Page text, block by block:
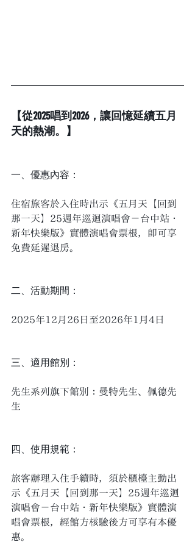
【從2025唱到2026，讓回憶延續五月
天的熱潮。】
一、優惠內容：
住宿旅客於入住時出示《五月天【回到
那一天】25週年巡迴演唱會－台中站・
新年快樂版》實體演唱會票根，即可享
免費延遲退房。
二、活動期間：
2025年12月26日至2026年1月4日
三、適用館別：
先生系列旗下館別：曼特先生、佩德先
生
四、使用規範：
旅客辦理入住手續時，須於櫃檯主動出
示《五月天【回到那一天】25週年巡迴
演唱會－台中站・新年快樂版》實體演
唱會票根，經館方核驗後方可享有本優
惠。